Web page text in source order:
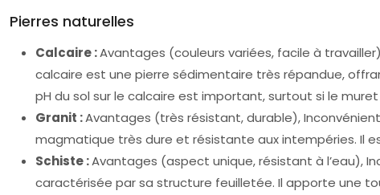
Pierres naturelles
Calcaire :Avantages (couleurs variées, facile à
calcaire est une pierre sédimentaire très répandue,
pH du sol sur le calcaire est important, surtout si le
Granit :Avantages (très résistant, durable),
magmatique très dure et résistante aux intempéries. Il
Schiste :Avantages (aspect unique, résistant à l’eau),
caractérisée par sa structure feuilletée. Il apporte une